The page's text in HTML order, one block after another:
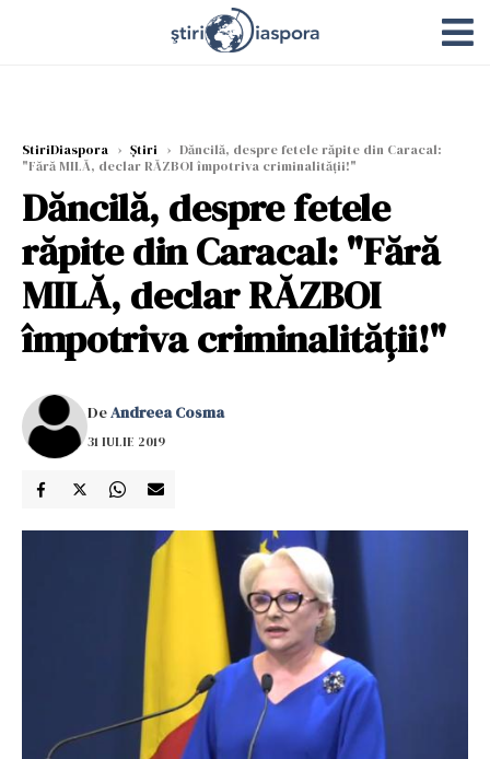
StiriDiaspora › Știri › Dăncilă, despre fetele răpite din Caracal:
"Fără MILĂ, declar RĂZBOI împotriva criminalităţii!"
Dăncilă, despre fetele
răpite din Caracal: "Fără
MILĂ, declar RĂZBOI
împotriva criminalităţii!"
DeAndreea Cosma
31 IULIE 2019